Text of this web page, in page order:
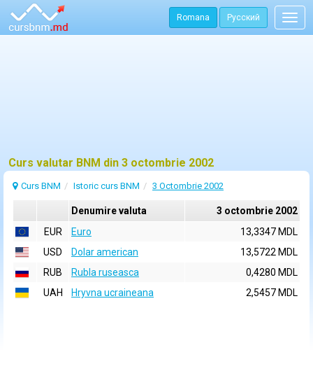
Romana Русский
Curs valutar BNM din 3 octombrie 2002
Curs BNM Istoric curs BNM 3 Octombrie 2002
Denumire valuta
3 octombrie 2002
EUR
Euro
13,3347 MDL
USD
Dolar american
13,5722 MDL
RUB
Rubla ruseasca
0,4280 MDL
UAH
Hryvna ucraineana 2,5457 MDL